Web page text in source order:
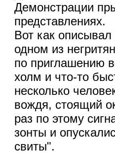
Демонстрации
представлениях.
Вот как
одном из
по приглашению
холм и что-то
несколько
вождя, стоящий
раз по этому
зонты и
свиты".